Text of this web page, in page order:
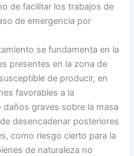
de facilitar los trabajos de
de emergencia por
se fundamenta en la
presentes en la zona de
de producir, en
favorables a la
graves sobre la masa
desencadenar posteriores
como riesgo cierto para la
de naturaleza no